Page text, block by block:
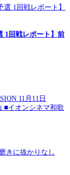
1回戦レポート】前